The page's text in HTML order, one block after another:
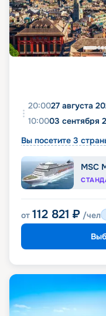
20:0027 августа
10:0003 сентября
Вы посетите 3
MSC
от 112 821 ₽ /чел